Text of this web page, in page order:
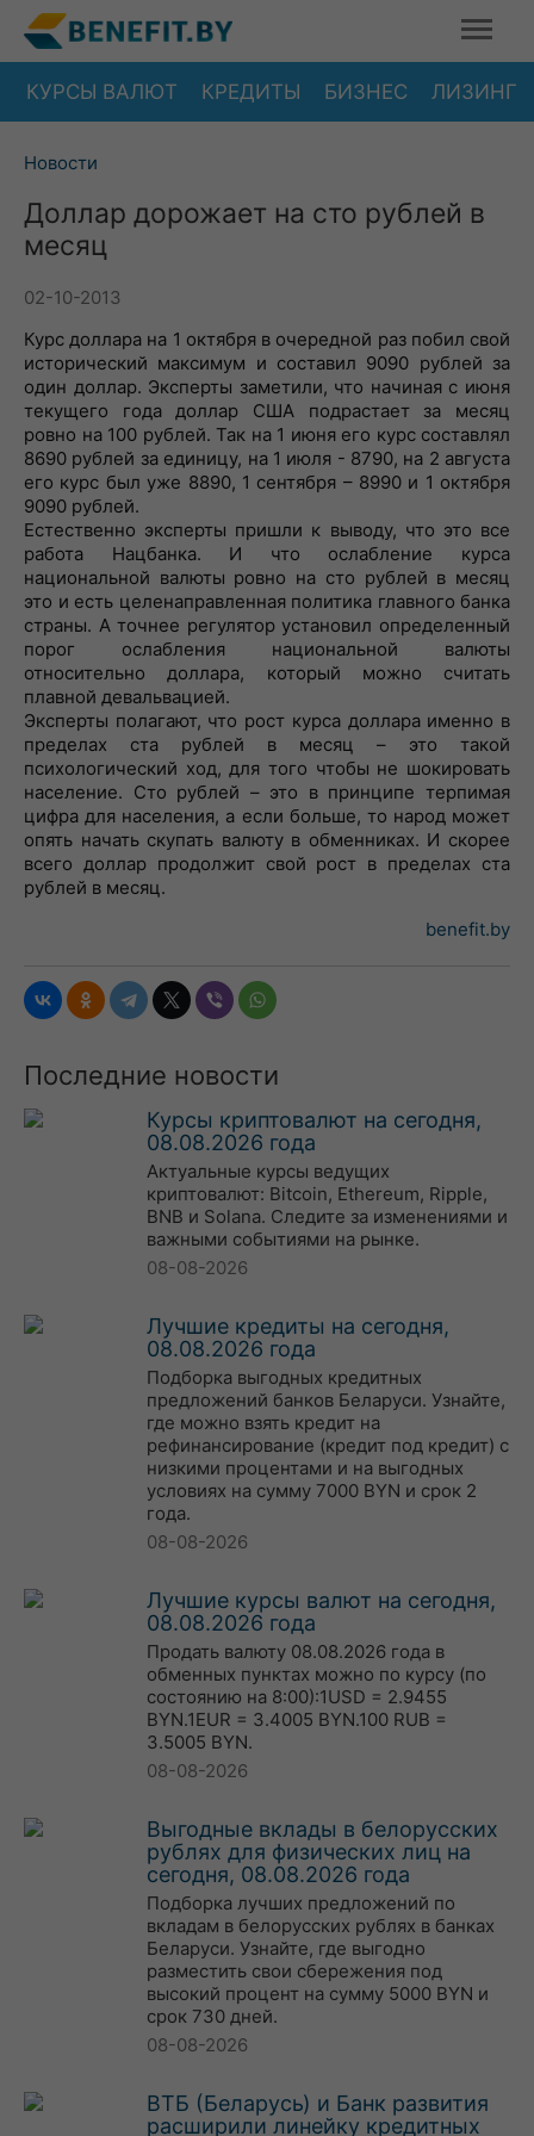
КУРСЫ ВАЛЮТ КРЕДИТЫ БИЗНЕС ЛИЗИНГ
Новости
Доллар дорожает на сто рублей в
месяц
02-10-2013
Курс доллара на 1 октября в очередной раз побил свой
исторический максимум и составил 9090 рублей за
один доллар. Эксперты заметили, что начиная с июня
текущего
года доллар США подрастает за
месяц
ровно на 100 рублей. Так на 1 июня его курс составлял
8690 рублей за единицу, на 1 июля - 8790, на 2 августа
его курс был уже 8890, 1 сентября – 8990 и 1 октября
9090 рублей.
Естественно эксперты пришли к выводу, что это все
работа
Нацбанка. И что ослабление
курса
национальной валюты ровно на сто рублей в месяц
это и есть целенаправленная политика главного банка
страны. А точнее регулятор установил определенный
порог
ослабления национальной
валюты
относительно
доллара, который можно
считать
плавной девальвацией.
Эксперты полагают, что рост курса доллара именно в
пределах
ста рублей в месяц – это
такой
психологический ход,для того чтобы не шокировать
население. Сто рублей – это в принципе терпимая
цифра для населения, а если больше, то народ может
опять начать скупать валюту в обменниках. И скорее
всего доллар продолжит свой рост в пределах ста
рублей в месяц.
benefit.by
Последние новости
Курсы криптовалют на сегодня,
08.08.2026 года
Актуальные курсы ведущих
криптовалют: Bitcoin, Ethereum, Ripple,
BNB и Solana. Следите за изменениями и
важными событиями на рынке.
08-08-2026
Лучшие кредиты на сегодня,
08.08.2026 года
Подборка выгодных кредитных
предложений банков Беларуси. Узнайте,
где можно взять кредит на
рефинансирование (кредит под кредит) с
низкими процентами и на выгодных
условиях на сумму 7000 BYN и срок 2
года.
08-08-2026
Лучшие курсы валют на сегодня,
08.08.2026 года
Продать валюту 08.08.2026 года в
обменных пунктах можно по курсу (по
состоянию на 8:00):1USD = 2.9455
BYN.1EUR = 3.4005 BYN.100 RUB =
3.5005 BYN.
08-08-2026
Выгодные вклады в белорусских
рублях для физических лиц на
сегодня, 08.08.2026 года
Подборка лучших предложений по
вкладам в белорусских рублях в банках
Беларуси. Узнайте, где выгодно
разместить свои сбережения под
высокий процент на сумму 5000 BYN и
срок 730 дней.
08-08-2026
ВТБ (Беларусь) и Банк развития
расширили линейку кредитных